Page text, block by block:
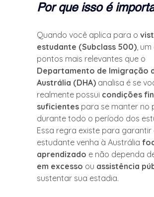
Por que isso é
Quando você aplica para o
estudante (Subclass 500),
pontos mais relevantes que o
Departamento de Imigração
Austrália (DHA) analisa é se
realmente possui condições
suficientes para se manter no
durante todo o período dos
Essa regra existe para garantir
estudante venha à Austrália
aprendizado e não dependa
em excesso ou assistência
sustentar sua estadia.